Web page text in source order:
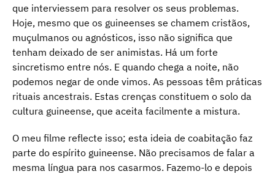
que interviessem para resolver os seus problemas.
Hoje, mesmo que os guineenses se chamem cristãos,
muçulmanos ou agnósticos, isso não significa que
tenham deixado de ser animistas. Há um forte
sincretismo entre nós. E quando chega a noite, não
podemos negar de onde vimos. As pessoas têm práticas
rituais ancestrais. Estas crenças constituem o solo da
cultura guineense, que aceita facilmente a mistura.
O meu filme reflecte isso; esta ideia de coabitação faz
parte do espírito guineense. Não precisamos de falar a
mesma língua para nos casarmos. Fazemo-lo e depois